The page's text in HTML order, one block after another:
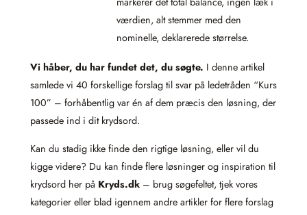
værdien, alt stemmer med den
nominelle, deklarerede størrelse.
Vi håber, du har fundet det, du søgte. I denne artikel
samlede vi 40 forskellige forslag til svar på ledetråden “Kurs
100” – forhåbentlig var én af dem præcis den løsning, der
passede ind i dit krydsord.
Kan du stadig ikke finde den rigtige løsning, eller vil du
kigge videre? Du kan finde flere løsninger og inspiration til
krydsord her på Kryds.dk – brug søgefeltet, tjek vores
kategorier eller blad igennem andre artikler for flere forslag